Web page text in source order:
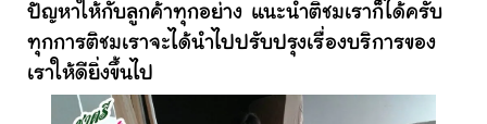
ปัญหาให้กับลูกค้าทุกอย่าง แนะนำติชมเราก็ได้ครับ
ทุกการติชมเราจะได้นำไปปรับปรุงเรื่องบริการของ
เราให้ดียิ่งขึ้นไป